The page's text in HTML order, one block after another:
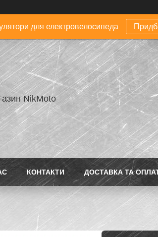
для електровелосипеда
NikMoto
КОНТАКТИ ДОСТАВКА ТА